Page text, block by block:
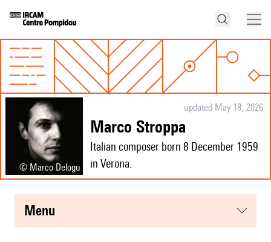
© Marco Delogu
updated May 18, 2026
Marco Stroppa
Italian composer born 8 December 1959
in Verona.
menu